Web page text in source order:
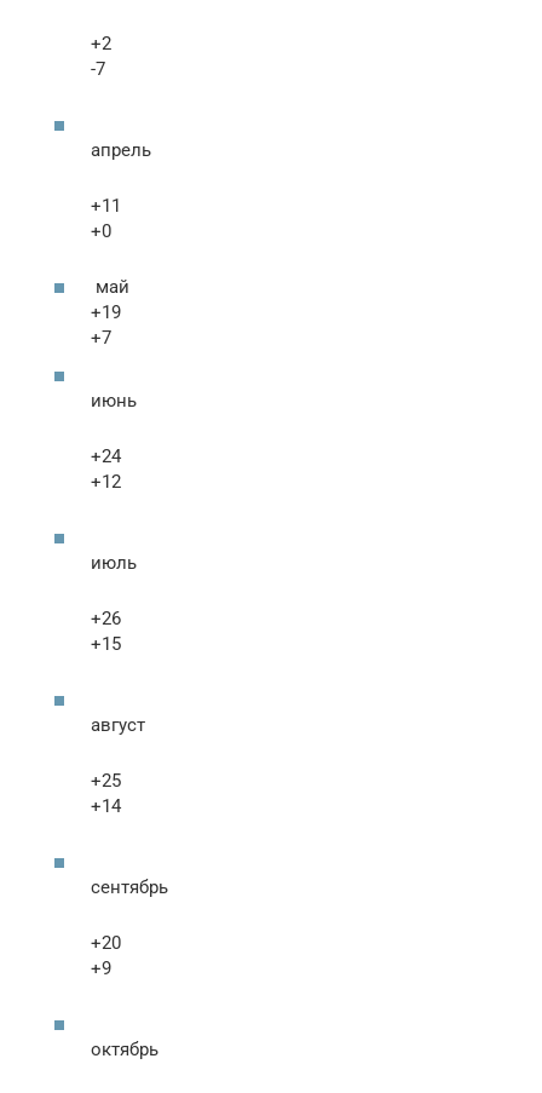
+2
-7
апрель
+11
+0
май
+19
+7
июнь
+24
+12
июль
+26
+15
август
+25
+14
сентябрь
+20
+9
октябрь